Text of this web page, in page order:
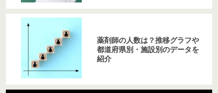
薬剤師の人数は？推移グラフや
都道府県別・施設別のデータを
紹介